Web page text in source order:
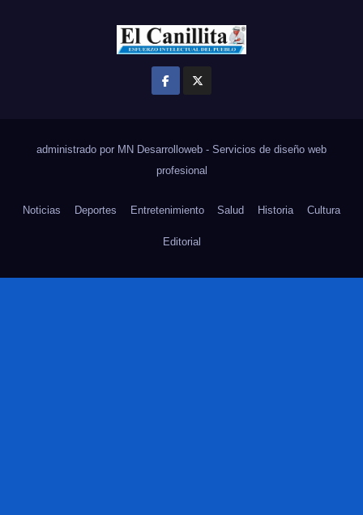
administrado por MN Desarrolloweb - Servicios de diseño web
profesional
Noticias Deportes Entretenimiento Salud Historia Cultura
Editorial